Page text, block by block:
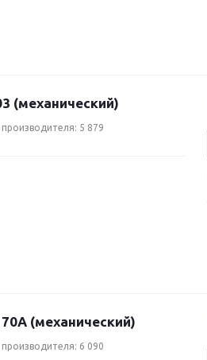
(механический)
5 879
(механический)
6 090